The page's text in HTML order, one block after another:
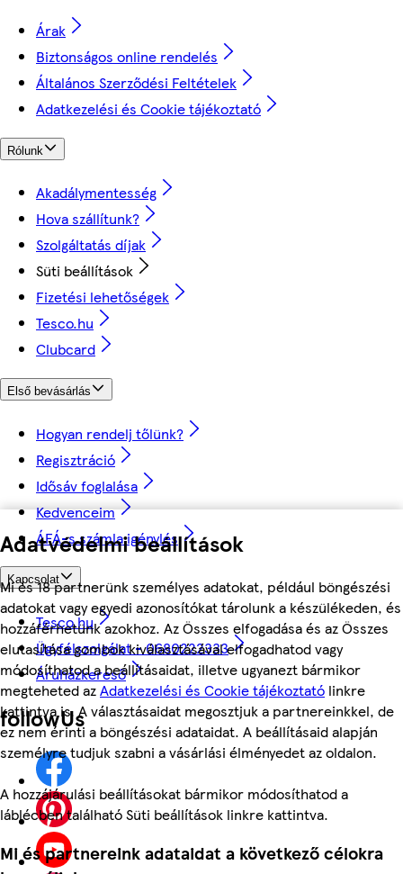
Adatvédelmi beállítások
Mi és 18 partnerünk személyes adatokat, például böngészési
adatokat vagy egyedi azonosítókat tárolunk a készülékeden, és
hozzáférhetünk azokhoz. Az Összes elfogadása és az Összes
elutasítása gombok kiválasztásával elfogadhatod vagy
módosíthatod a beállításaidat, illetve ugyanezt bármikor
megteheted azAdatkezelési és Cookie tájékoztató linkre
kattintva is. A választásaidat megosztjuk a partnereinkkel, de
ez nem érinti a böngészési adataidat. A beállításaid alapján
személyre tudjuk szabni a vásárlási élményedet az oldalon.
A hozzájárulási beállításokat bármikor módosíthatod a
láblécben található Süti beállítások linkre kattintva.
Mi és partnereink adataidat a következő célokra
Árak
Biztonságos online rendelés
Általános Szerződési Feltételek
Adatkezelési és Cookie tájékoztató
Rólunk
Akadálymentesség
Hova szállítunk?
Szolgáltatás díjak
Süti beállítások
Fizetési lehetőségek
Tesco.hu
Clubcard
Első bevásárlás
Hogyan rendelj tőlünk?
Regisztráció
Idősáv foglalása
Kedvenceim
ÁFÁ-s számla igénylés
Kapcsolat
Tesco.hu
Ügyfélszolgálat - 0680222333
Áruházkereső
followUs